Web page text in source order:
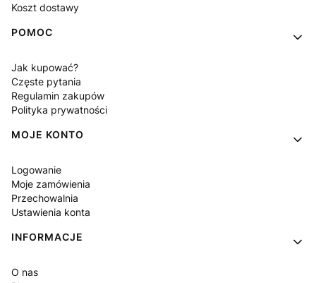
Koszt dostawy
POMOC
Jak kupować?
Częste pytania
Regulamin zakupów
Polityka prywatności
MOJE KONTO
Logowanie
Moje zamówienia
Przechowalnia
Ustawienia konta
INFORMACJE
O nas